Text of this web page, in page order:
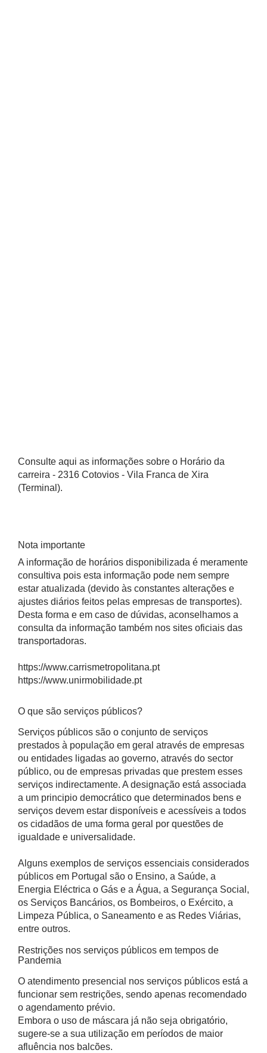
Consulte aqui as informações sobre o Horário da
carreira - 2316 Cotovios - Vila Franca de Xira
(Terminal).
Nota importante
A informação de horários disponibilizada é meramente
consultiva pois esta informação pode nem sempre
estar atualizada (devido às constantes alterações e
ajustes diários feitos pelas empresas de transportes).
Desta forma e em caso de dúvidas, aconselhamos a
consulta da informação também nos sites oficiais das
transportadoras.
https://www.carrismetropolitana.pt
https://www.unirmobilidade.pt
O que são serviços públicos?
Serviços públicos são o conjunto de serviços
prestados à população em geral através de empresas
ou entidades ligadas ao governo, através do sector
público, ou de empresas privadas que prestem esses
serviços indirectamente. A designação está associada
a um principio democrático que determinados bens e
serviços devem estar disponíveis e acessíveis a todos
os cidadãos de uma forma geral por questões de
igualdade e universalidade.
Alguns exemplos de serviços essenciais considerados
públicos em Portugal são o Ensino, a Saúde, a
Energia Eléctrica o Gás e a Água, a Segurança Social,
os Serviços Bancários, os Bombeiros, o Exército, a
Limpeza Pública, o Saneamento e as Redes Viárias,
entre outros.
Restrições nos serviços públicos em tempos de
Pandemia
O atendimento presencial nos serviços públicos está a
funcionar sem restrições, sendo apenas recomendado
o agendamento prévio.
Embora o uso de máscara já não seja obrigatório,
sugere-se a sua utilização em períodos de maior
afluência nos balcões.